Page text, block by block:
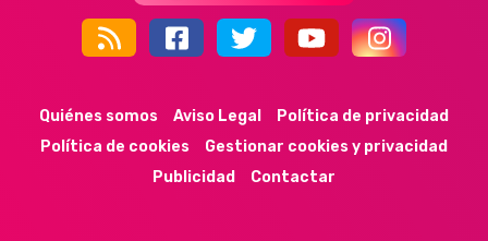
Quiénes somos Aviso Legal
Política de privacidad
Política de cookies
Gestionar cookies y privacidad
Publicidad
Contactar